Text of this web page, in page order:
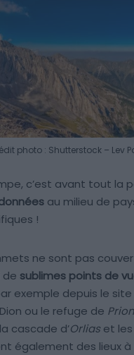
photo : Shutterstock – Lev
c’est avant tout la
au milieu de
!
ne sont pas
de sublimes points de
exemple depuis le site
ou le refuge de
cascade d’Orlias et
également des lieux à